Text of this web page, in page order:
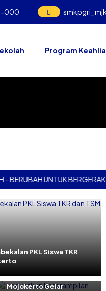
000
Program
UNTUK BERGERAK
PKL Siswa TKR
Tingkatkan
SMK PGRI Kota
Mojokerto Gelar